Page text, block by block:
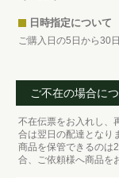
日時指定について
ご購入日の5日から30
ご不在の場合に
不在伝票をお入れし、
合は翌日の配達となり
商品を保管できるのは
合、ご依頼様へ商品を